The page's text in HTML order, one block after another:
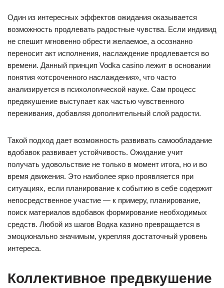
Один из интересных эффектов ожидания оказывается
возможность продлевать радостные чувства. Если индивид
не спешит мгновенно обрести желаемое, а осознанно
переносит акт исполнения, наслаждение продлевается во
времени. Данный принцип Vodka casino лежит в основании
понятия «отсроченного наслаждения», что часто
анализируется в психологической науке. Сам процесс
предвкушение выступает как частью чувственного
переживания, добавляя дополнительный слой радости.
Такой подход дает возможность развивать самообладание
вдобавок развивает устойчивость. Ожидание учит
получать удовольствие не только в момент итога, но и во
время движения. Это наиболее ярко проявляется при
ситуациях, если планирование к событию в себе содержит
непосредственное участие — к примеру, планирование,
поиск материалов вдобавок формирование необходимых
средств. Любой из шагов Водка казино превращается в
эмоционально значимым, укрепляя достаточный уровень
интереса.
Коллективное предвкушение